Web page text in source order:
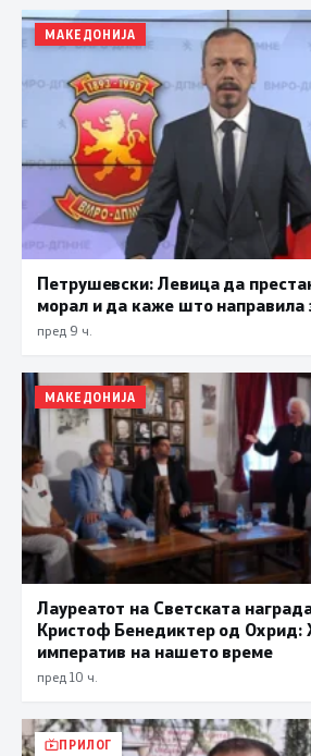
МАКЕДОНИЈА
Петрушевски: Левица да
морал и да каже што направила
пред 9 ч.
МАКЕДОНИЈА
Лауреатот на Светската
Кристоф Бенедиктер од Охрид:
императив на нашето време
пред 10 ч.
ПРИЛОГ